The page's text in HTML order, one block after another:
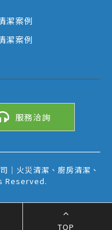
潔案例
潔案例
服務洽詢
火災清潔、廚房清潔、
Reserved.
TOP